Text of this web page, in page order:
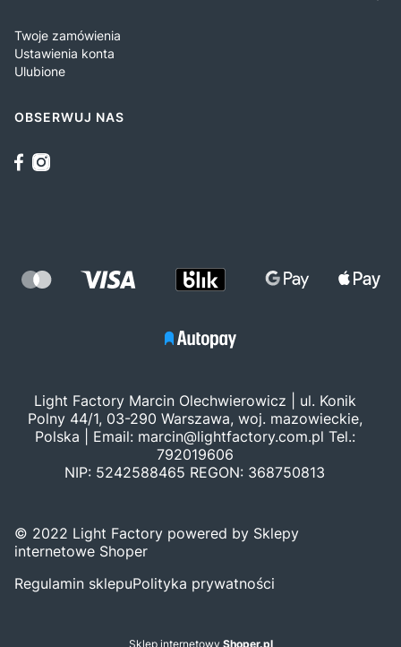
Twoje zamówienia
Ustawienia konta
Ulubione
OBSERWUJ NAS
Light Factory Marcin Olechwierowicz | ul. Konik
Polny 44/1, 03-290 Warszawa, woj. mazowieckie,
Polska | Email: marcin@lightfactory.com.pl Tel.:
792019606
NIP: 5242588465 REGON: 368750813
© 2022 Light Factory powered by Sklepy
internetowe Shoper
Regulamin sklepuPolityka prywatności
Sklep internetowy Shoper.pl